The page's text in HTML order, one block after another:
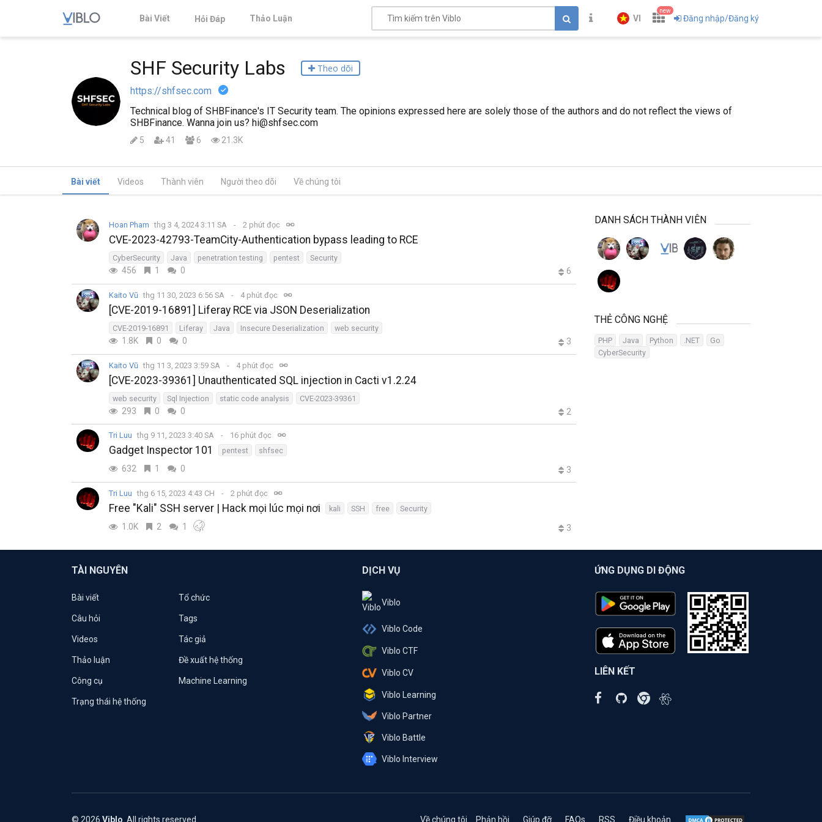
Bài Viết Hỏi Đáp Thảo Luận VI
new
Đăng nhập/Đăng ký
SHF Security Labs
Theo dõi
https://shfsec.com
Technical blog of SHBFinance's IT Security team. The opinions expressed here are solely those of the authors and do not reflect the views of
SHBFinance. Wanna join us? hi@shfsec.com
5 41 6 21.3K
Bài viết Videos Thành viên Người theo dõi Về chúng tôi
Hoan Pham thg 3 4, 2024 3:11 SA 2 phút đọc
CVE-2023-42793-TeamCity-Authentication bypass leading to RCE
CyberSecurity Java penetration testing pentest Security
456 1 0 6
Kaito Vũ thg 11 30, 2023 6:56 SA 4 phút đọc
[CVE-2019-16891] Liferay RCE via JSON Deserialization
CVE-2019-16891 Liferay Java Insecure Deserialization web security
1.8K 0 0 3
Kaito Vũ thg 11 3, 2023 3:59 SA 4 phút đọc
[CVE-2023-39361] Unauthenticated SQL injection in Cacti v1.2.24
web security Sql Injection static code analysis CVE-2023-39361
293 0 0 2
Tri Luu thg 9 11, 2023 3:40 SA 16 phút đọc
Gadget Inspector 101 pentest shfsec
632 1 0 3
Tri Luu thg 6 15, 2023 4:43 CH 2 phút đọc
Free "Kali" SSH server | Hack mọi lúc mọi nơi kali SSH free Security
1.0K 2 1 3
DANH SÁCH THÀNH VIÊN
THẺ CÔNG NGHỆ
PHP Java Python .NET
Go
CyberSecurity
TÀI NGUYÊN
Bài viết Tổ chức
Câu hỏi Tags
Videos Tác giả
Thảo luận Đề xuất hệ thống
Công cụ Machine Learning
Trạng thái hệ thống
DỊCH VỤ
Viblo
Viblo Code
Viblo CTF
Viblo CV
Viblo Learning
Viblo Partner
Viblo Battle
Viblo Interview
ỨNG DỤNG DI ĐỘNG
LIÊN KẾT
© 2026 Viblo . All rights reserved. Về chúng tôi Phản hồi Giúp đỡ FAQs RSS Điều khoản